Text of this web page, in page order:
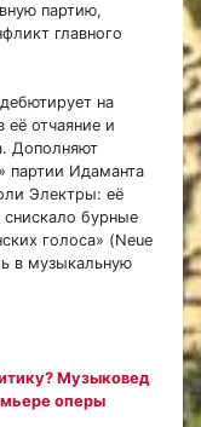
партию,
главного
на
отчаяние и
Дополняют
партии Идаманта
Электры: её
снискало бурные
голоса» (Neue
в музыкальную
Музыковед
оперы